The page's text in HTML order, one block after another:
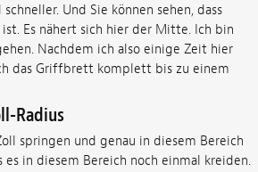
Und Sie können sehen, dass
Es nähert sich hier der Mitte. Ich bin
Nachdem ich also einige Zeit hier
das Griffbrett komplett bis zu einem
Radius
springen und genau in diesem Bereich
es in diesem Bereich noch einmal kreiden.